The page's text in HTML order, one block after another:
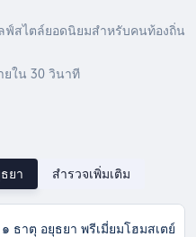
ฟ์สไตล์ยอดนิยมสำหรับคนท้องถิ่น
ยใน 30 วินาที
ยา สำรวจเพิ่มเติม
๑ ธาตุ อยุธยา พรีเมี่ยมโฮมสเตย์